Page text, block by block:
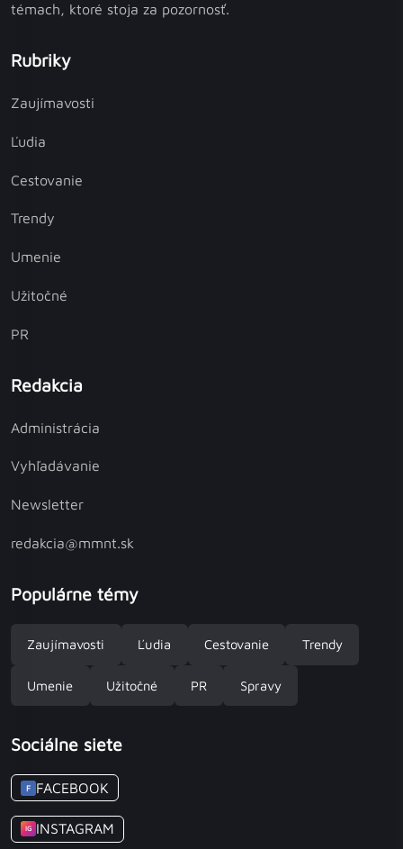
témach, ktoré stoja za pozornosť.
Rubriky
Zaujímavosti
Ľudia
Cestovanie
Trendy
Umenie
Užitočné
PR
Redakcia
Administrácia
Vyhľadávanie
Newsletter
redakcia@mmnt.sk
Populárne témy
Zaujímavosti Ľudia Cestovanie Trendy
Umenie Užitočné PR Spravy
Sociálne siete
F FACEBOOK
IG INSTAGRAM